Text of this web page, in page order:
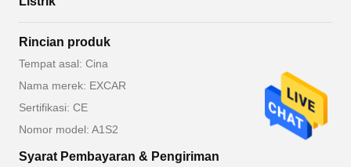
Rincian produk
Tempat asal: Cina
Nama merek: EXCAR
Sertifikasi: CE
Nomor model: A1S2
Syarat Pembayaran & Pengiriman